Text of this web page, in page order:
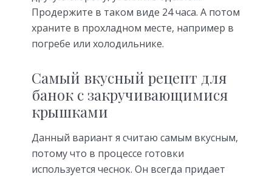
Продержите в таком виде 24 часа. А потом
храните в прохладном месте, например в
погребе или холодильнике.
Самый вкусный рецепт для
банок с закручивающимися
крышками
Данный вариант я считаю самым вкусным,
потому что в процессе готовки
используется чеснок. Он всегда придает